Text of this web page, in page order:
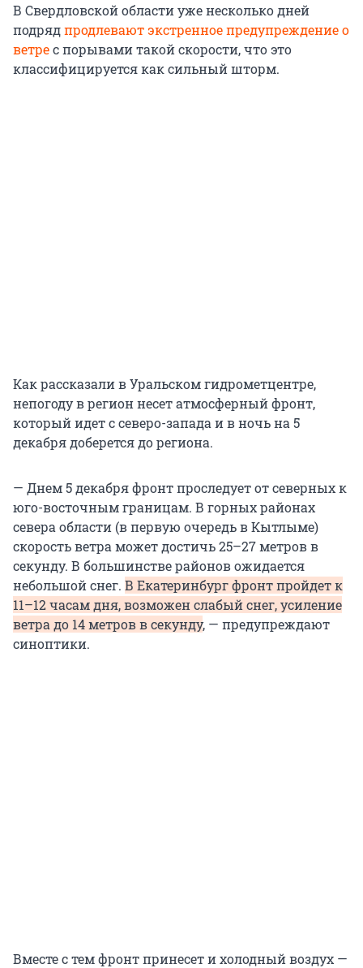
В Свердловской области уже несколько дней
подрядпродлевают экстренное предупреждение о
ветрес порывами такой скорости, что это
классифицируется как сильный шторм.
Как рассказали в Уральском гидрометцентре,
непогоду в регион несет атмосферный фронт,
который идет с северо-запада и в ночь на 5
декабря доберется до региона.
— Днем 5 декабря фронт проследует от северных к
юго-восточным границам. В горных районах
севера области (в первую очередь в Кытлыме)
скорость ветра может достичь 25–27 метров в
секунду. В большинстве районов ожидается
небольшой снег. В Екатеринбург фронт пройдет к
11–12 часам дня, возможен слабый снег, усиление
ветра до 14 метров в секунду, — предупреждают
синоптики.
Вместе с тем фронт принесет и холодный воздух —